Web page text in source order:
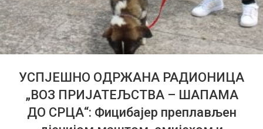
УСПЈЕШНО ОДРЖАНА РАДИОНИЦА
„ВОЗ ПРИЈАТЕЉСТВА – ШАПАМА
ДО СРЦА“: Фицибајер преплављен